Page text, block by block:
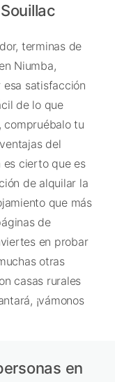
terminas de
Niumba,
esa satisfacción
de lo que
compruébalo tu
del
es cierto que es
de alquilar la
que más
de
en probar
otras
casas rurales
¡vámonos
en